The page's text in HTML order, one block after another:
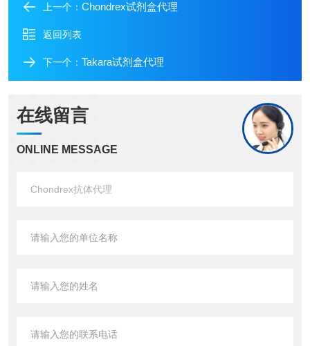
上一个： Chondrex试剂盒代理
返回列表
下一个： Takara试剂盒代理
在线留言
ONLINE MESSAGE